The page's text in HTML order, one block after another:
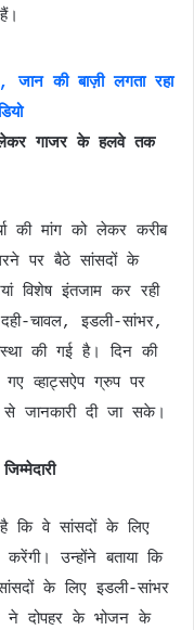
की बाज़ी लगता रहा
लेकर गाजर के हलवे तक
की मांग को लेकर करीब
पर बैठे सांसदों के
विशेष इंतजाम कर रही
चावल, इडली-सांभर,
की गई है। दिन की
व्हाट्सऐप ग्रुप पर
जानकारी दी जा सके।
है कि वे सांसदों के लिए
उन्होंने बताया कि
के लिए इडली-सांभर
ने दोपहर के भोजन के